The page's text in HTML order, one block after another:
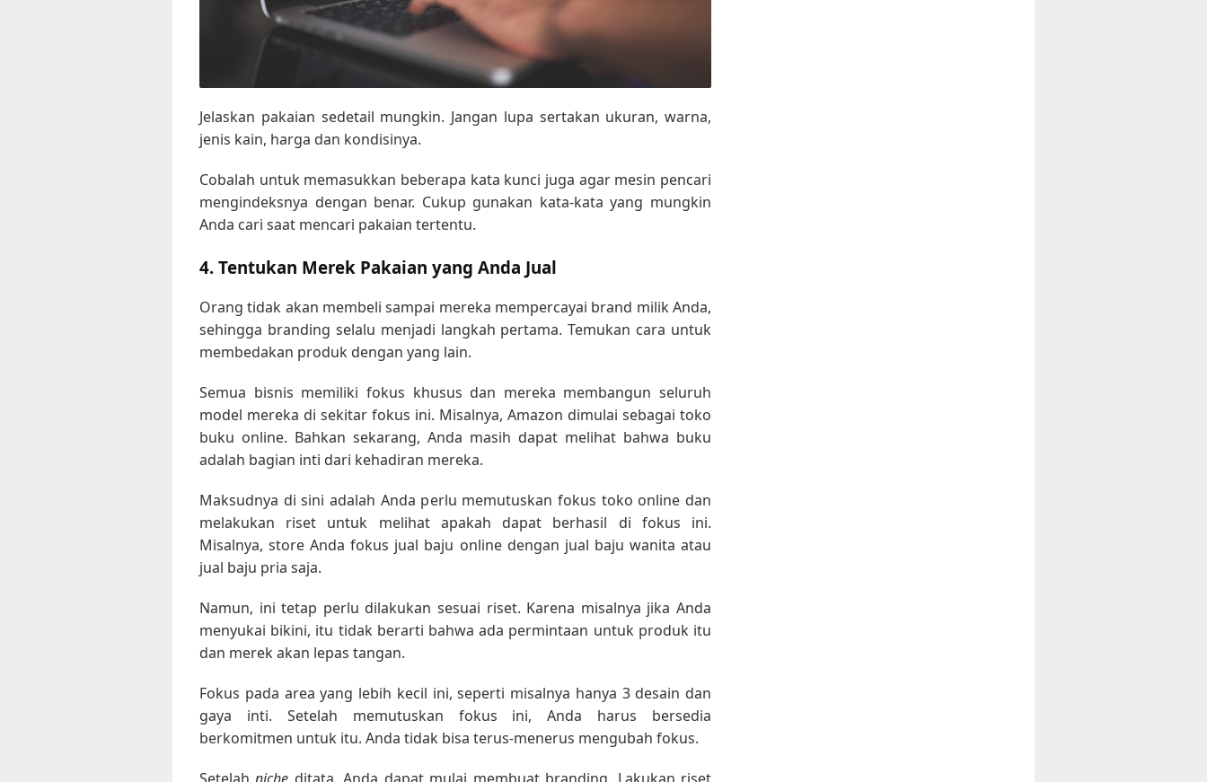
Jelaskan pakaian sedetail mungkin. Jangan lupa sertakan ukuran, warna,
jenis kain, harga dan kondisinya.
Cobalah untuk memasukkan beberapa kata kunci juga agar mesin pencari
mengindeksnya dengan benar. Cukup gunakan kata-kata yang mungkin
Anda cari saat mencari pakaian tertentu.
4. Tentukan Merek Pakaian yang Anda Jual
Orang tidak akan membeli sampai mereka mempercayai brand milik Anda,
sehingga branding selalu menjadi langkah pertama. Temukan cara untuk
membedakan produk dengan yang lain.
Semua bisnis memiliki fokus khusus dan mereka membangun seluruh
model mereka di sekitar fokus ini. Misalnya, Amazon dimulai sebagai toko
buku online. Bahkan sekarang, Anda masih dapat melihat bahwa buku
adalah bagian inti dari kehadiran mereka.
Maksudnya di sini adalah Anda perlu memutuskan fokus toko online dan
melakukan riset untuk melihat apakah dapat berhasil di fokus ini.
Misalnya, store Anda fokus jual baju online dengan jual baju wanita atau
jual baju pria saja.
Namun, ini tetap perlu dilakukan sesuai riset. Karena misalnya jika Anda
menyukai bikini, itu tidak berarti bahwa ada permintaan untuk produk itu
dan merek akan lepas tangan.
Fokus pada area yang lebih kecil ini, seperti misalnya hanya 3 desain dan
gaya inti. Setelah memutuskan fokus ini, Anda harus bersedia
berkomitmen untuk itu. Anda tidak bisa terus-menerus mengubah fokus.